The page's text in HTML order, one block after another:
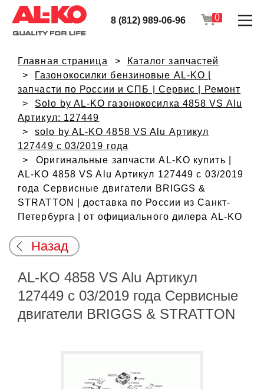
8 (812) 989-06-96 0
Главная страница
Каталог запчастей
Газонокосилки бензиновые AL-KO |
запчасти по России и СПБ | Сервис | Ремонт
Solo by AL-KO газонокосилка 4858 VS Alu
Артикул: 127449
solo by AL-KO 4858 VS Alu Артикул
127449 с 03/2019 года
Оригинальные запчасти AL-KO купить |
AL-KO 4858 VS Alu Артикул 127449 с 03/2019
года Сервисные двигатели BRIGGS &
STRATTON | доставка по России из Санкт-
Петербурга | от официального дилера AL-KO
Назад
AL-KO 4858 VS Alu Артикул
127449 с 03/2019 года Сервисные
двигатели BRIGGS & STRATTON